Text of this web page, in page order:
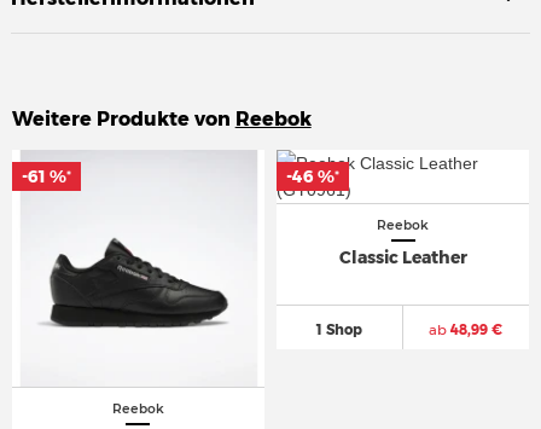
Weitere Produkte von Reebok
Reebok
-61 %*
-61 %*
Reebok
Classic Leather
1 Shop ab 48,99 €
-46 %*
-46 %*